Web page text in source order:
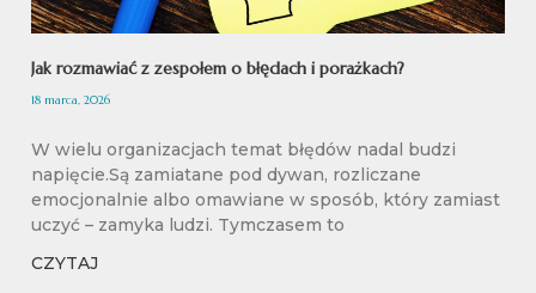
Jak rozmawiać z zespołem o błędach i porażkach?
18 marca, 2026
W wielu organizacjach temat błędów nadal budzi
napięcie.Są zamiatane pod dywan, rozliczane
emocjonalnie albo omawiane w sposób, który zamiast
uczyć – zamyka ludzi. Tymczasem to
CZYTAJ